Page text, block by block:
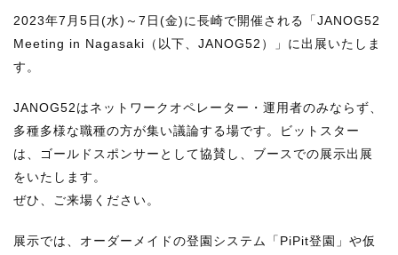
2023年7月5日(水)～7日(金)に長崎で開催される「JANOG52
Meeting in Nagasaki（以下、JANOG52）」に出展いたしま
す。
JANOG52はネットワークオペレーター・運用者のみならず、
多種多様な職種の方が集い議論する場です。ビットスター
は、ゴールドスポンサーとして協賛し、ブースでの展示出展
をいたします。
ぜひ、ご来場ください。
展示では、オーダーメイドの登園システム「PiPit登園」や仮